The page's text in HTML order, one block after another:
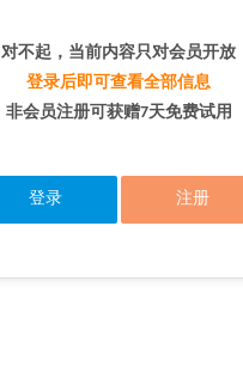
对不起，当前内容只对会员开放
登录后即可查看全部信息
非会员注册可获赠7天免费试用
登录 注册